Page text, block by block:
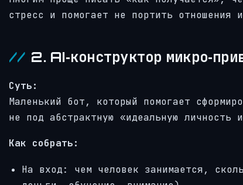
стресс и помогает не портить отношения
2. AI‑конструктор
Суть:
Маленький бот, который помогает
не под абстрактную «идеальную личность
Как собрать:
На вход: чем человек занимается,